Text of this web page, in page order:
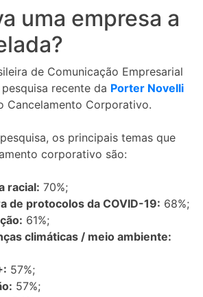
uma empresa a
de Comunicação Empresarial
recente da Porter Novelli
Cancelamento Corporativo.
os principais temas que
corporativo são:
racial: 70%;
de protocolos da COVID-19: 68%;
61%;
climáticas / meio ambiente:
57%;
57%;